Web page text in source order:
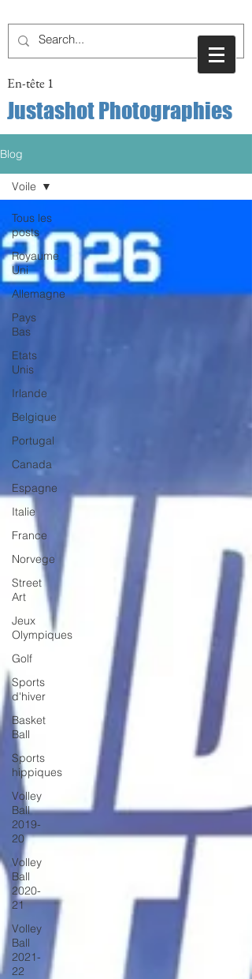
En-tête 1
Justashot Photographies
Blog
Tous les
posts
Royaume
Uni
Allemagne
Pays
Bas
Etats
Unis
Irlande
Belgique
Portugal
Canada
Espagne
Italie
France
Norvege
Street
Art
Jeux
Olympiques
Golf
Sports
d'hiver
Basket
Ball
Sports
hippiques
Volley
Ball
2019-
20
Volley
Ball
2020-
21
Volley
Ball
2021-
22
Voile